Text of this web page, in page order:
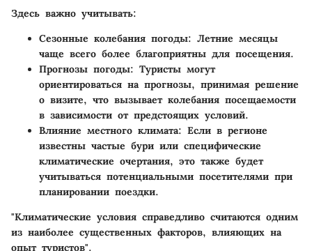
Здесь важно учитывать:
Сезонные колебания погоды: Летние месяцы
чаще всего более благоприятны для посещения.
Прогнозы погоды: Туристы могут
ориентироваться на прогнозы, принимая решение
о визите, что вызывает колебания посещаемости
в зависимости от предстоящих условий.
Влияние местного климата: Если в регионе
известны частые бури или специфические
климатические очертания, это также будет
учитываться потенциальными посетителями при
планировании поездки.
"Климатические условия справедливо считаются одним
из наиболее существенных факторов, влияющих на
опыт туристов".